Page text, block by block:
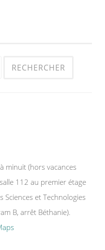
minuit (hors vacances
112 au premier étage
et Technologies
B, arrêt Béthanie).